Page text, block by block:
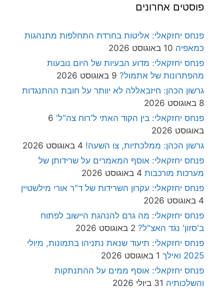
פוסטים אחרונים
פנחס יחזקאלי: אליטות בחרדת התחלפות מתנהגות
כמאפיה 10 באוגוסט 2026
פנחס יחזקאלי: מדוע הבעיות של היום נובעות
מהפתרונות של אתמול? 9 באוגוסט 2026
גרשון הכהן: חיזבאללה לא יוותר על חובת ההתנגדות
8 באוגוסט 2026
פנחס יחזקאלי: בין הקוד האתי ל'רוח צה"ל' 6
באוגוסט 2026
גרשון הכהן: ממלכתיות, צו השעה! 4 באוגוסט 2026
פנחס יחזקאלי: אוסף המאמרים על שרידותן של
מערכות מורכבות 4 באוגוסט 2026
פנחס יחזקאלי: עקרון השרידות של ד"ר אורי מילשטיין
4 באוגוסט 2026
פנחס יחזקאלי: מה גרם להנהגת היישוב לפתוח
ב'סזון' נגד האצ"ל? 2 באוגוסט 2026
פנחס יחזקאלי: תיעוד שנאת נתניהו בתמונות, מיולי
2025 ואילך
1 באוגוסט 2026
פנחס יחזקאלי: אוסף ממים על ההתנתקות
והשלכותיה 31 ביולי 2026